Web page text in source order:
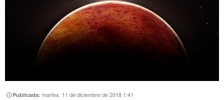
Publicada:martes, 11 de diciembre de 2018 1:41